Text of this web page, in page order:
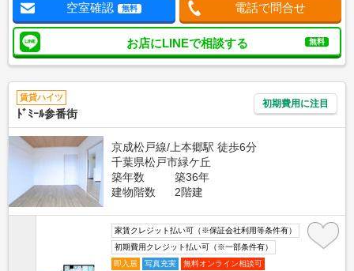
空室確認 無料 電話で問合せ
お店にLINEで相談する 無料
賃貸ハイツ
ﾄﾞﾐｰﾙ参番街
初期費用に注目
京成松戸線/上本郷駅 徒歩6分
千葉県松戸市緑ケ丘
築年数
築36年
建物階数
2階建
家賃クレジット払い可（※保証会社利用等条件有）
初期費用クレジット払い可（※一部条件有）
即入居
写真充実
無料オンライン相談可